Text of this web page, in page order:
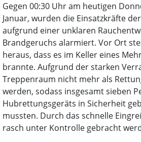
Gegen 00:30 Uhr am heutigen
Januar, wurden die Einsatzkräfte
aufgrund einer unklaren
Brandgeruchs alarmiert. Vor Ort
heraus, dass es im Keller eines
brannte. Aufgrund der starken
Treppenraum nicht mehr als
werden, sodass insgesamt sieben
Hubrettungsgeräts in Sicherheit
mussten. Durch das schnelle
rasch unter Kontrolle gebracht